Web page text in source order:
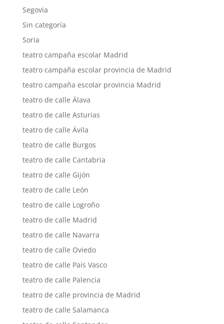
Segovia
Sin categoría
Soria
teatro campaña escolar Madrid
teatro campaña escolar provincia de Madrid
teatro campaña escolar provincia Madrid
teatro de calle Álava
teatro de calle Asturias
teatro de calle Ávila
teatro de calle Burgos
teatro de calle Cantabria
teatro de calle Gijón
teatro de calle León
teatro de calle Logroño
teatro de calle Madrid
teatro de calle Navarra
teatro de calle Oviedo
teatro de calle País Vasco
teatro de calle Palencia
teatro de calle provincia de Madrid
teatro de calle Salamanca